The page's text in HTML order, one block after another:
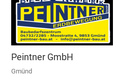
Peintner GmbH
Gmünd